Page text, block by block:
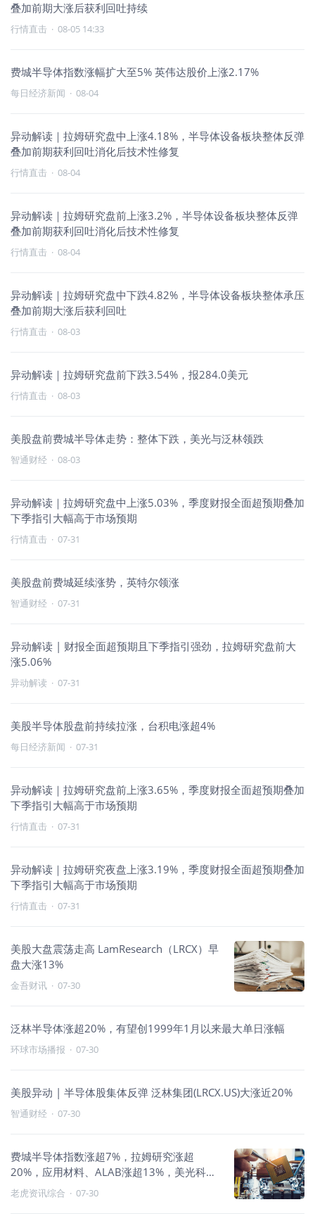
叠加前期大涨后获利回吐持续
行情直击 · 08-05 14:33
费城半导体指数涨幅扩大至5% 英伟达股价上涨2.17%
每日经济新闻 · 08-04
异动解读｜拉姆研究盘中上涨4.18%，半导体设备板块整体反弹
叠加前期获利回吐消化后技术性修复
行情直击 · 08-04
异动解读｜拉姆研究盘前上涨3.2%，半导体设备板块整体反弹
叠加前期获利回吐消化后技术性修复
行情直击 · 08-04
异动解读｜拉姆研究盘中下跌4.82%，半导体设备板块整体承压
叠加前期大涨后获利回吐
行情直击 · 08-03
异动解读｜拉姆研究盘前下跌3.54%，报284.0美元
行情直击 · 08-03
美股盘前费城半导体走势：整体下跌，美光与泛林领跌
智通财经 · 08-03
异动解读｜拉姆研究盘中上涨5.03%，季度财报全面超预期叠加
下季指引大幅高于市场预期
行情直击 · 07-31
美股盘前费城延续涨势，英特尔领涨
智通财经 · 07-31
异动解读 | 财报全面超预期且下季指引强劲，拉姆研究盘前大
涨5.06%
异动解读 · 07-31
美股半导体股盘前持续拉涨，台积电涨超4%
每日经济新闻 · 07-31
异动解读｜拉姆研究盘前上涨3.65%，季度财报全面超预期叠加
下季指引大幅高于市场预期
行情直击 · 07-31
异动解读｜拉姆研究夜盘上涨3.19%，季度财报全面超预期叠加
下季指引大幅高于市场预期
行情直击 · 07-31
美股大盘震荡走高 LamResearch（LRCX）早
盘大涨13%
金吾财讯 · 07-30
泛林半导体涨超20%，有望创1999年1月以来最大单日涨幅
环球市场播报 · 07-30
美股异动 | 半导体股集体反弹 泛林集团(LRCX.US)大涨近20%
智通财经 · 07-30
费城半导体指数涨超7%，拉姆研究涨超
20%，应用材料、ALAB涨超13%，美光科技
涨近12%
老虎资讯综合 · 07-30